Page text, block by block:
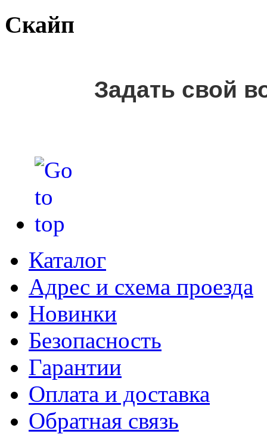
Скайп
Задать свой
Каталог
Адрес и схема проезда
Новинки
Безопасность
Гарантии
Оплата и доставка
Обратная связь